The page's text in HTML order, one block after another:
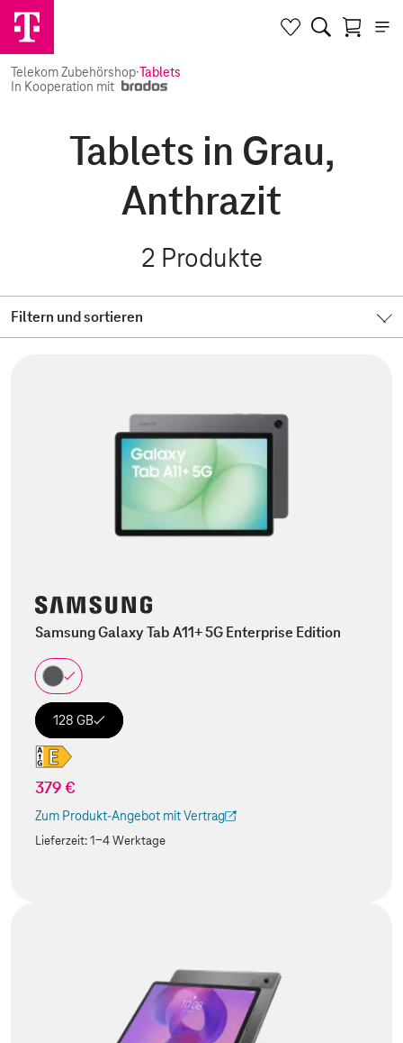
Telekom Zubehörshop·Tablets
In Kooperation mit
Tablets in Grau,
Anthrazit
2 Produkte
Filtern und sortieren
Samsung Galaxy Tab A11+ 5G Enterprise Edition
128 GB
379 €
Zum Produkt-Angebot mit Vertrag
(Der Link wird in einem neuen Tab geöffnet)
Lieferzeit:1-4 Werktage